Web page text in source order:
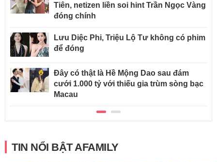
Tiên, netizen liền soi hint Trần Ngọc Vàng
đóng chính
Lưu Diệc Phi, Triệu Lộ Tư không có phim
để đóng
Đây có thật là Hề Mộng Dao sau đám
cưới 1.000 tỷ với thiếu gia trùm sòng bạc
Macau
TIN NỔI BẬT AFAMILY